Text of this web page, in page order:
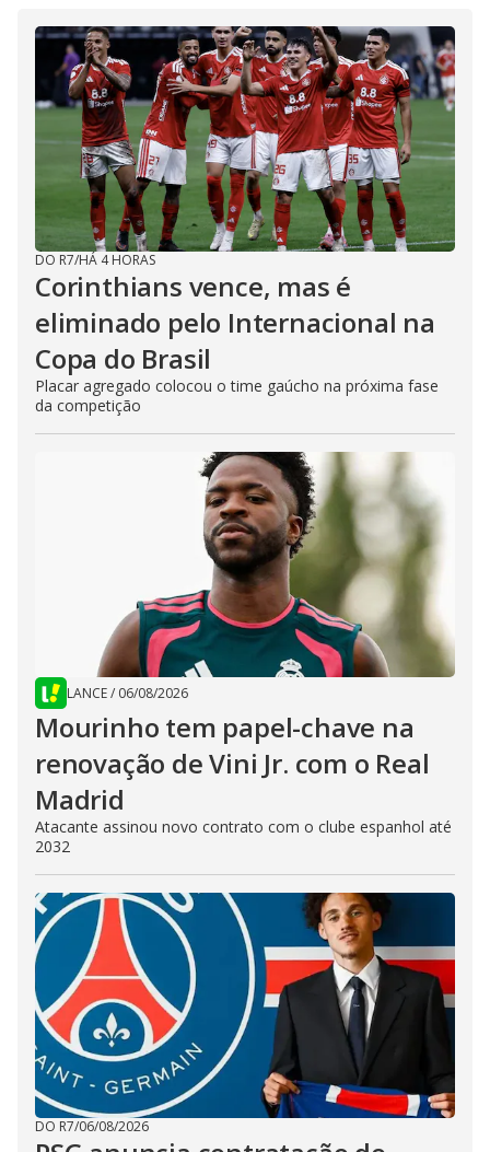
DO R7/HÁ 4 HORAS
Corinthians vence, mas é
eliminado pelo Internacional na
Copa do Brasil
Placar agregado colocou o time gaúcho na próxima fase
da competição
LANCE/ 06/08/2026
Mourinho tem papel-chave na
renovação de Vini Jr. com o Real
Madrid
Atacante assinou novo contrato com o clube espanhol até
2032
DO R7/06/08/2026